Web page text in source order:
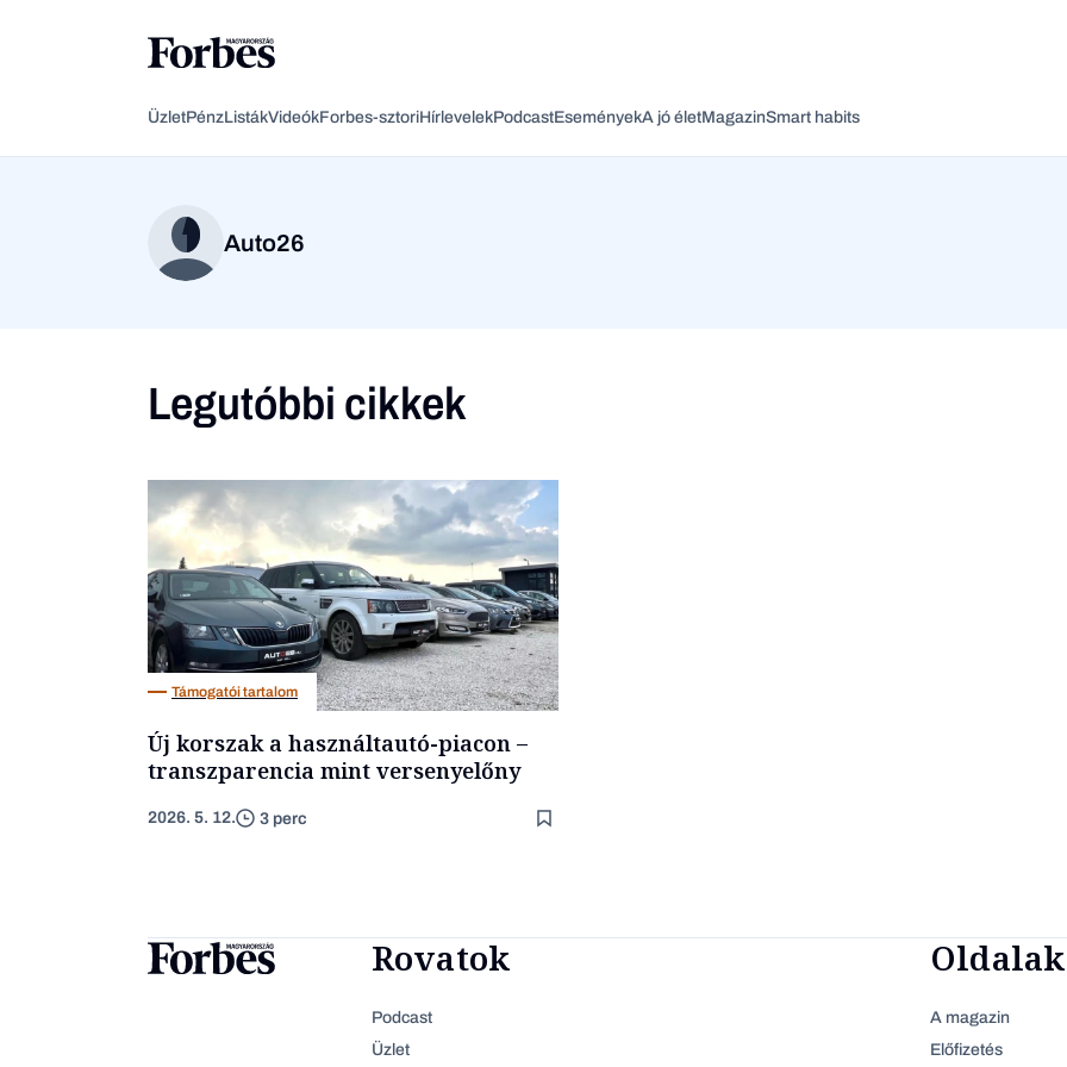
ÜzletPénzListákVideókForbes-sztoriHírlevelekPodcastEseményekA jó életMagazinSmart habits
Auto26
Legutóbbi cikkek
Támogatói tartalom
Új korszak a használtautó-piacon –
transzparencia mint versenyelőny
2026. 5. 12. 3 perc
Rovatok
Podcast
Üzlet
Oldalak
A magazin
Előfizetés